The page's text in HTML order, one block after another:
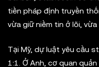
tiền pháp định truyền
vừa giữ niềm tin ở lõi,
Tại Mỹ, dự luật yêu cầu
1:1. Ở Anh, cơ quan